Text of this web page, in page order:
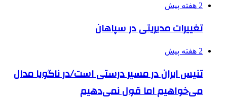
2 هفته پیش
تغییرات مدیریتی در سپاهان
2 هفته پیش
تنیس ایران در مسیر درستی است/در ناگویا مدال
می‌خواهیم اما قول نمی‌دهیم